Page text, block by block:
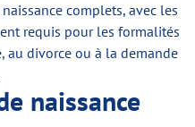
complets, avec les
requis pour les formalités
au divorce ou à la demande
naissance